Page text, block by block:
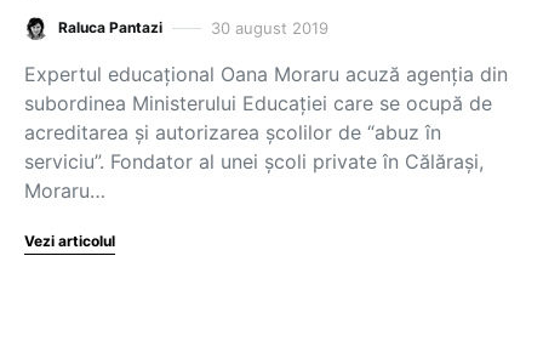
Raluca Pantazi 30 august 2019
Expertul educațional Oana Moraru acuză agenția din
subordinea Ministerului Educației care se ocupă de
acreditarea și autorizarea școlilor de “abuz în
serviciu”. Fondator al unei școli private în Călărași,
Moraru…
Vezi articolul